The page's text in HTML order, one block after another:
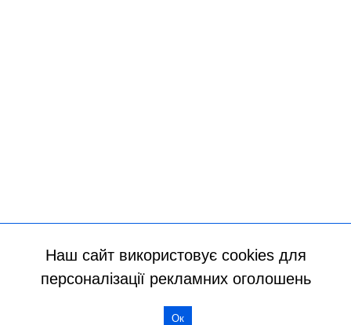
Наш сайт використовує cookies для
персоналізації рекламних оголошень
Ок